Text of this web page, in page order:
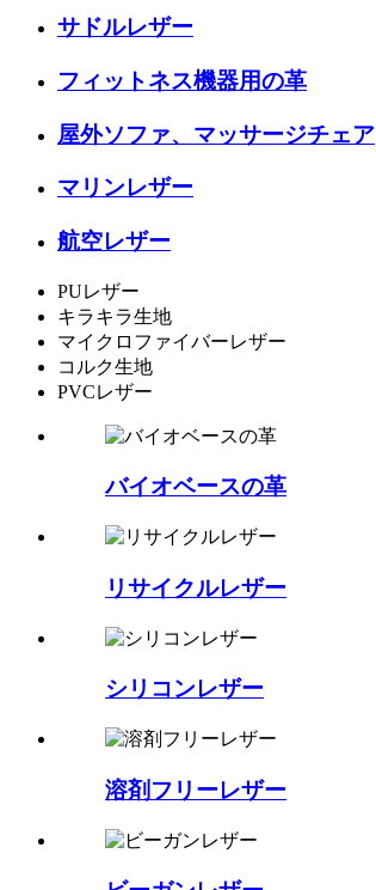
サドルレザー
フィットネス機器用の革
屋外ソファ、マッサージチェア
マリンレザー
航空レザー
PUレザー
キラキラ生地
マイクロファイバーレザー
コルク生地
PVCレザー
バイオベースの革
リサイクルレザー
シリコンレザー
溶剤フリーレザー